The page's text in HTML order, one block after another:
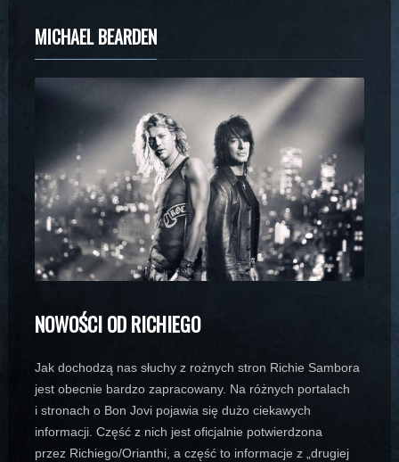
MICHAEL BEARDEN
NOWOŚCI OD RICHIEGO
Jak dochodzą nas słuchy z rożnych stron Richie Sambora
jest obecnie bardzo zapracowany. Na różnych portalach
i stronach o Bon Jovi pojawia się dużo ciekawych
informacji. Część z nich jest oficjalnie potwierdzona
przez Richiego/Orianthi, a część to informacje z „drugiej